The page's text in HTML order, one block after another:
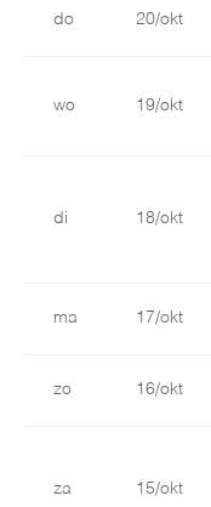
do 20/okt
wo 19/okt
di 18/okt
ma 17/okt
zo 16/okt
za 15/okt